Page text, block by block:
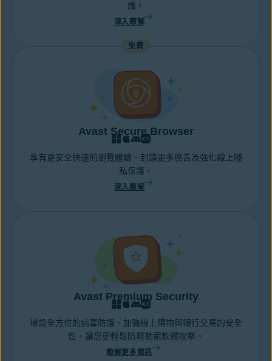
護。
深入瞭解
免費
Avast Secure Browser
享有更安全快速的瀏覽體驗、封鎖更多廣告及強化線上隱
私保護。
深入瞭解
Avast Premium Security
增設全方位的病毒防護、加強線上購物與銀行交易的安全
性，讓您更輕鬆防範勒索軟體攻擊。
瞭解更多資訊